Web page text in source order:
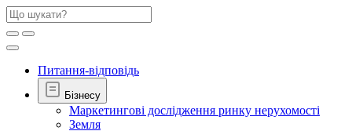
Питання-відповідь
Бізнесу
Маркетингові дослідження ринку нерухомості
Земля